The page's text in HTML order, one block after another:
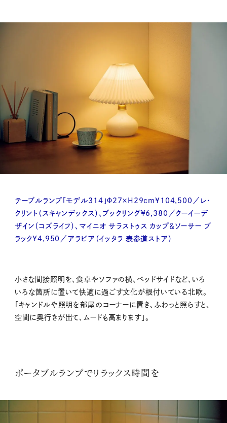
テーブルランプ「モデル314」Φ27×H29cm¥104,500／レ・
クリント（スキャンデックス）、ブックリング¥6,380／クーイーデ
ザイン（コズライフ）、マイニオ サラストゥス カップ＆ソーサー ブ
ラック¥4,950／アラビア（イッタラ 表参道ストア）
小さな間接照明を、食卓やソファの横、ベッドサイドなど、いろ
いろな箇所に置いて快適に過ごす文化が根付いている北欧。
「キャンドルや照明を部屋のコーナーに置き、ふわっと照らすと、
空間に奥行きが出て、ムードも高まります」。
ポータブルランプでリラックス時間を